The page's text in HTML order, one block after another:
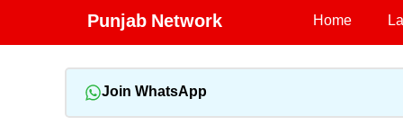
Punjab Network Home
Join WhatsApp